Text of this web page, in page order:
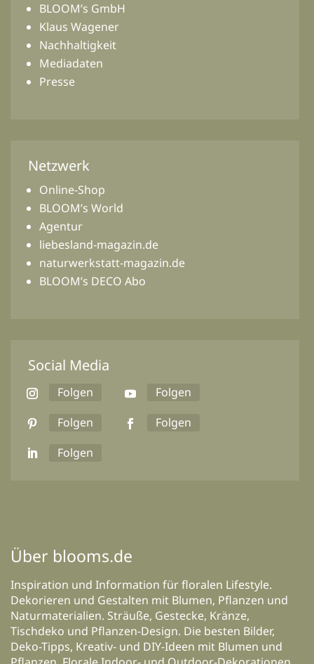
BLOOM’s GmbH
Klaus Wagener
Nachhaltigkeit
Mediadaten
Presse
Netzwerk
Online-Shop
BLOOM’s World
Agentur
liebesland-magazin.de
naturwerkstatt-magazin.de
BLOOM’s DECO Abo
Social Media
Folgen
Folgen
Folgen
Folgen
Folgen
Über blooms.de
Inspiration und Information für floralen Lifestyle.
Dekorieren und Gestalten mit Blumen, Pflanzen und
Naturmaterialien. Sträuße, Gestecke, Kränze,
Tischdeko und Pflanzen-Design. Die besten Bilder,
Deko-Tipps, Kreativ- und DIY-Ideen mit Blumen und